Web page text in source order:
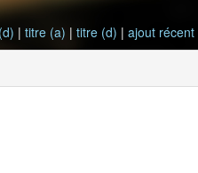
|titre (a) |titre (d) |ajout récent